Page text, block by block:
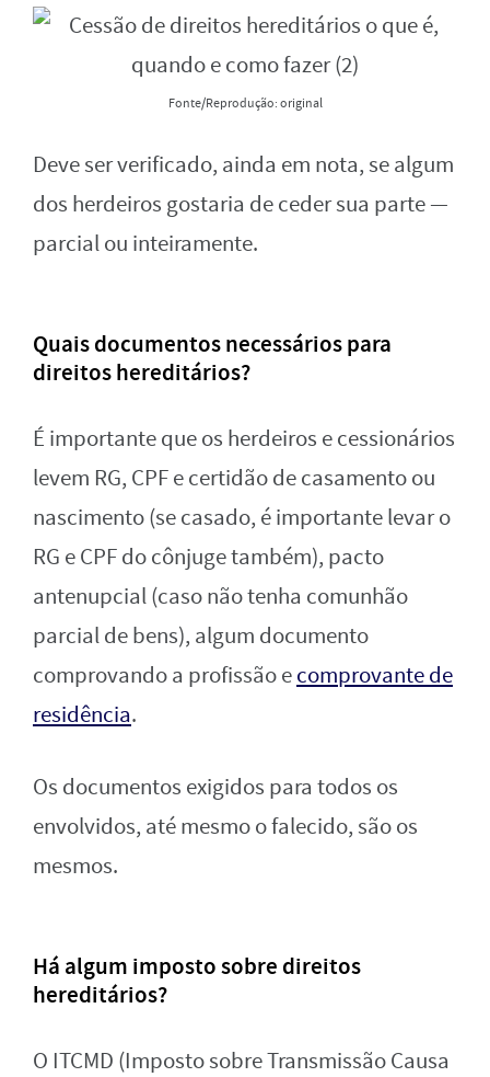
Fonte/Reprodução: original
Deve ser verificado, ainda em nota, se algum
dos herdeiros gostaria de ceder sua parte —
parcial ou inteiramente.
Quais documentos necessários para
direitos hereditários?
É importante que os herdeiros e cessionários
levem RG, CPF e certidão de casamento ou
nascimento (se casado, é importante levar o
RG e CPF do cônjuge também), pacto
antenupcial (caso não tenha comunhão
parcial de bens), algum documento
comprovando a profissão ecomprovante de
residência.
Os documentos exigidos para todos os
envolvidos, até mesmo o falecido, são os
mesmos.
Há algum imposto sobre direitos
hereditários?
O ITCMD (Imposto sobre Transmissão Causa